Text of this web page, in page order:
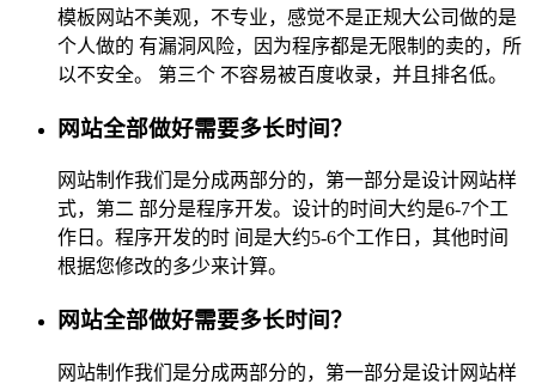
模板网站不美观，不专业，感觉不是正规大公司做的是
个人做的 有漏洞风险，因为程序都是无限制的卖的，所
以不安全。 第三个 不容易被百度收录，并且排名低。
网站全部做好需要多长时间？
网站制作我们是分成两部分的，第一部分是设计网站样
式，第二 部分是程序开发。设计的时间大约是6-7个工
作日。程序开发的时 间是大约5-6个工作日，其他时间
根据您修改的多少来计算。
网站全部做好需要多长时间？
网站制作我们是分成两部分的，第一部分是设计网站样